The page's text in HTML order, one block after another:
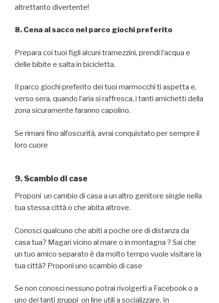
altrettanto divertente!
8. Cena al sacco nel parco giochi preferito
Prepara coi tuoi figli alcuni tramezzini, prendi l’acqua e
delle bibite e salta in bicicletta.
Il parco giochi preferito dei tuoi marmocchi ti aspetta e,
verso sera, quando l’aria si raffresca, i tanti amichetti della
zona sicuramente faranno capolino.
Se rimani fino all’oscurità, avrai conquistato per sempre il
loro cuore
9. Scambio di case
Proponi un cambio di casa a un altro genitore single nella
tua stessa città o che abita altrove.
Conosci qualcuno che abiti a poche ore di distanza da
casa tua? Magari vicino al mare o in montagna ? Sai che
un tuo amico separato è da molto tempo vuole visitare la
tua città? Proponi uno scambio di case
Se non conosci nessuno potrai rivolgerti a Facebook o a
uno dei tanti gruppi on line utili a socializzare. In